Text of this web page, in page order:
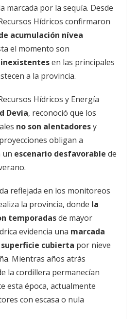
marcada por la sequía. Desde
Hídricos confirmaron
acumulación nívea
el momento son
en las principales
a la provincia.
Hídricos y Energía
Devia, reconoció que los
no son alentadoresy
obligan a
un escenario desfavorable de
reflejada en los monitoreos
la provincia, donde la
temporadasde mayor
evidencia una marcada
cubierta por nieve
Mientras años atrás
la cordillera permanecían
esta época, actualmente
con escasa o nula